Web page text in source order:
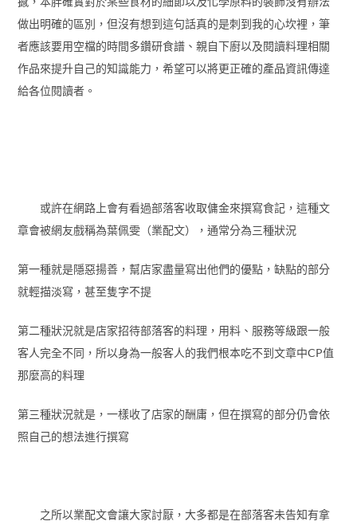
做出明確的區別，但沒有想到這句話真的是刺到我的心坎裡，筆
者應該要用空檔的時間多鑽研食譜、親自下廚以及閱讀料理相關
作品來提升自己的知識能力，希望可以將更正確的產品資訊傳達
給各位閱讀者。
或許在網路上會有看過部落客收取傭金來撰寫食記，這種文
章會被網友戲稱為葉佩雯（業配文），通常分為三種狀況
第一種就是隱惡揚善，幫店家盡量寫出他們的優點，缺點的部分
就輕描淡寫，甚至隻字不提
第二種狀況就是店家招待部落客的料理，用料、服務等級跟一般
客人完全不同，所以身為一般客人的我們根本吃不到文章中CP值
那麼高的料理
第三種狀況就是，一樣收了店家的酬庸，但在撰寫的部分仍會依
照自己的想法進行撰寫
之所以業配文會讓大家討厭，大多都是在部落客未告知有拿